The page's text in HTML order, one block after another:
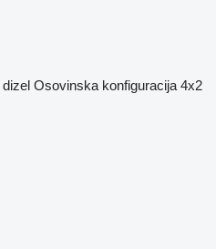
dizel Osovinska konfiguracija 4x2